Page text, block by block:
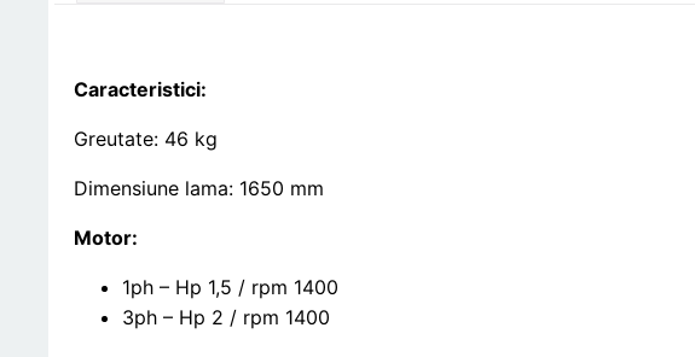
Caracteristici:
Greutate: 46 kg
Dimensiune lama: 1650 mm
Motor:
1ph – Hp 1,5 / rpm 1400
3ph – Hp 2 / rpm 1400